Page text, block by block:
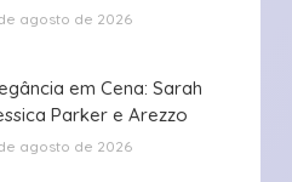
agosto de 2026
em Cena: Sarah
Parker e Arezzo
em Cena: Sarah
Parker e Arezzo
agosto de 2026